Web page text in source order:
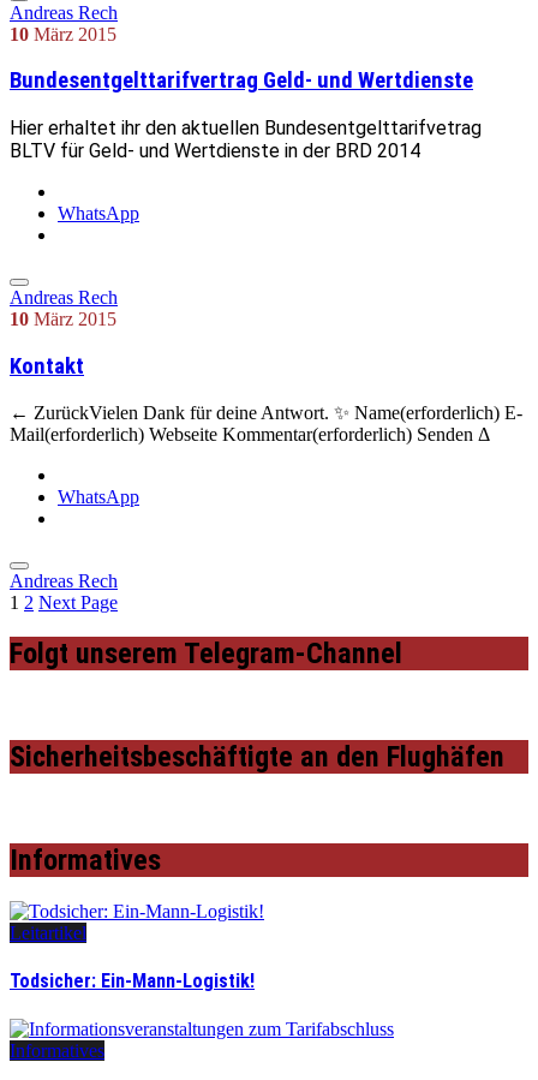
Andreas Rech
10 März 2015
Bundesentgelttarifvertrag Geld- und Wertdienste
Hier erhaltet ihr den aktuellen Bundesentgelttarifvetrag
BLTV für Geld- und Wertdienste in der BRD 2014
WhatsApp
Andreas Rech
10 März 2015
Kontakt
← ZurückVielen Dank für deine Antwort. ✨ Name(erforderlich) E-
Mail(erforderlich) Webseite Kommentar(erforderlich) Senden Δ
WhatsApp
Andreas Rech
1 2 Next Page
Folgt unserem Telegram-Channel
Sicherheitsbeschäftigte an den Flughäfen
Informatives
Leitartikel
Todsicher: Ein-Mann-Logistik!
Informatives